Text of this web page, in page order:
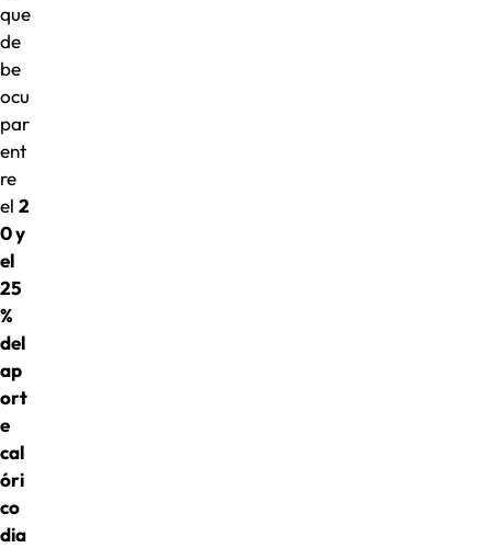
que
de
be
ocu
par
ent
re
el 2
0 y
el
25
%
del
ap
ort
e
cal
óri
co
dia